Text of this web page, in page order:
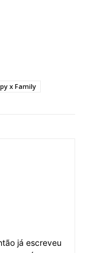
x Family
já escreveu